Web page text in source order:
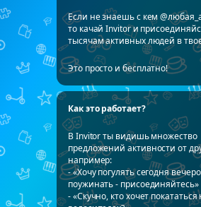
Если не знаешь с кем
то качай Invitor и
тысячам активных людей в
Это просто и бесплатно!
Как это работает?
В Invitor ты видишь множество
предложений активности от
например:
- «Хочу погулять сегодня
поужинать - присоединяйтесь»
- «Скучно, кто хочет покататься